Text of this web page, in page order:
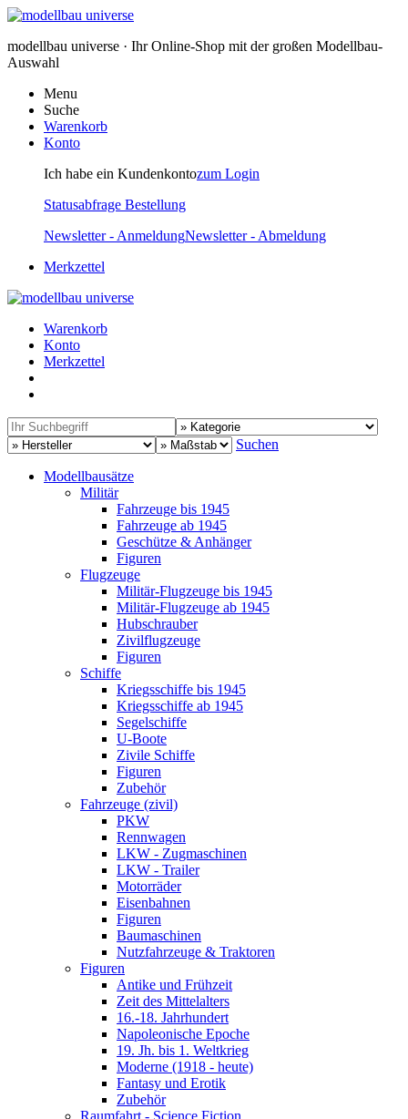
modellbau universe · Ihr Online-Shop mit der großen Modellbau-
Auswahl
Menu
Suche
Warenkorb
Konto
Ich habe ein Kundenkontozum Login
Statusabfrage Bestellung
Newsletter - AnmeldungNewsletter - Abmeldung
Merkzettel
Warenkorb
Konto
Merkzettel
Suchen
Modellbausätze
Militär
Fahrzeuge bis 1945
Fahrzeuge ab 1945
Geschütze & Anhänger
Figuren
Flugzeuge
Militär-Flugzeuge bis 1945
Militär-Flugzeuge ab 1945
Hubschrauber
Zivilflugzeuge
Figuren
Schiffe
Kriegsschiffe bis 1945
Kriegsschiffe ab 1945
Segelschiffe
U-Boote
Zivile Schiffe
Figuren
Zubehör
Fahrzeuge (zivil)
PKW
Rennwagen
LKW - Zugmaschinen
LKW - Trailer
Motorräder
Eisenbahnen
Figuren
Baumaschinen
Nutzfahrzeuge & Traktoren
Figuren
Antike und Frühzeit
Zeit des Mittelalters
16.-18. Jahrhundert
Napoleonische Epoche
19. Jh. bis 1. Weltkrieg
Moderne (1918 - heute)
Fantasy und Erotik
Zubehör
Raumfahrt - Science Fiction